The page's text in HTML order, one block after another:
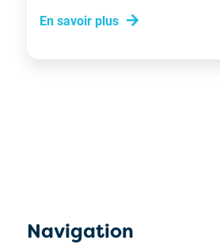
En savoir plus
Navigation